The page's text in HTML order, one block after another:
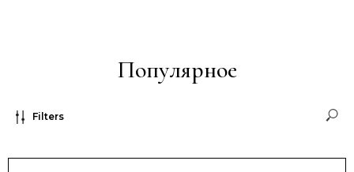
Популярное
Filters